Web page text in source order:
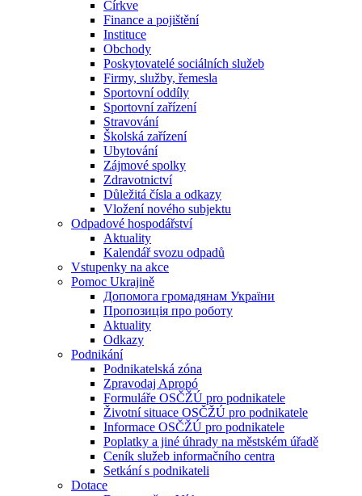
Církve
Finance a pojištění
Instituce
Obchody
Poskytovatelé sociálních služeb
Firmy, služby, řemesla
Sportovní oddíly
Sportovní zařízení
Stravování
Školská zařízení
Ubytování
Zájmové spolky
Zdravotnictví
Důležitá čísla a odkazy
Vložení nového subjektu
Odpadové hospodářství
Aktuality
Kalendář svozu odpadů
Vstupenky na akce
Pomoc Ukrajině
Допомога громадянам України
Пропозиція про роботу
Aktuality
Odkazy
Podnikání
Podnikatelská zóna
Zpravodaj Apropó
Formuláře OSČŽÚ pro podnikatele
Životní situace OSČŽÚ pro podnikatele
Informace OSČŽÚ pro podnikatele
Poplatky a jiné úhrady na městském úřadě
Ceník služeb informačního centra
Setkání s podnikateli
Dotace